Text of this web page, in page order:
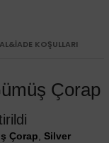
KOŞULLARI
Çorap
Çorap Silver